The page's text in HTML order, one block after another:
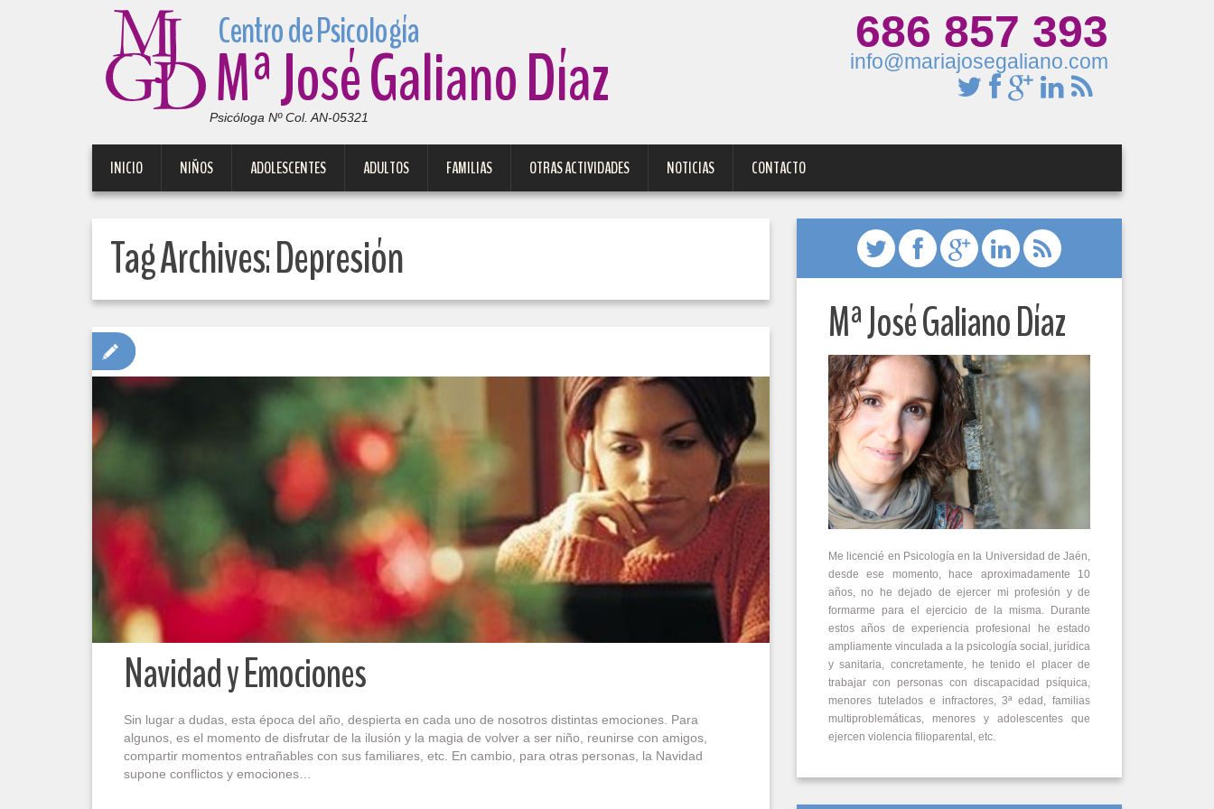
Mª José Galiano Díaz
Psicóloga Nº Col. AN-05321
686 857 393
info@mariajosegaliano.com
INICIO NIÑOS ADOLESCENTES ADULTOS FAMILIAS OTRAS ACTIVIDADES NOTICIAS CONTACTO
Tag Archives:Depresión
Navidad y Emociones
Sin lugar a dudas, esta época del año, despierta en cada uno de nosotros distintas emociones. Para
algunos, es el momento de disfrutar de la ilusión y la magia de volver a ser niño, reunirse con amigos,
compartir momentos entrañables con sus familiares, etc. En cambio, para otras personas, la Navidad
supone conflictos y emociones…
Mª José Galiano Díaz
Me licencié en Psicología en la Universidad de Jaén,
desde ese momento, hace aproximadamente 10
años, no he dejado de ejercer mi profesión y de
formarme para el ejercicio de la misma. Durante
estos años de experiencia profesional he estado
ampliamente vinculada a la psicología social, jurídica
y sanitaria, concretamente, he tenido el placer de
trabajar con personas con discapacidad psíquica,
menores tutelados e infractores, 3ª edad, familias
multiproblemáticas, menores y adolescentes que
ejercen violencia filioparental, etc.